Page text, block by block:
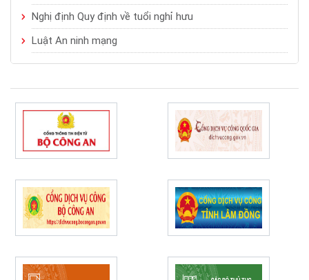
Nghị định Quy định về tuổi nghỉ hưu
Luật An ninh mạng